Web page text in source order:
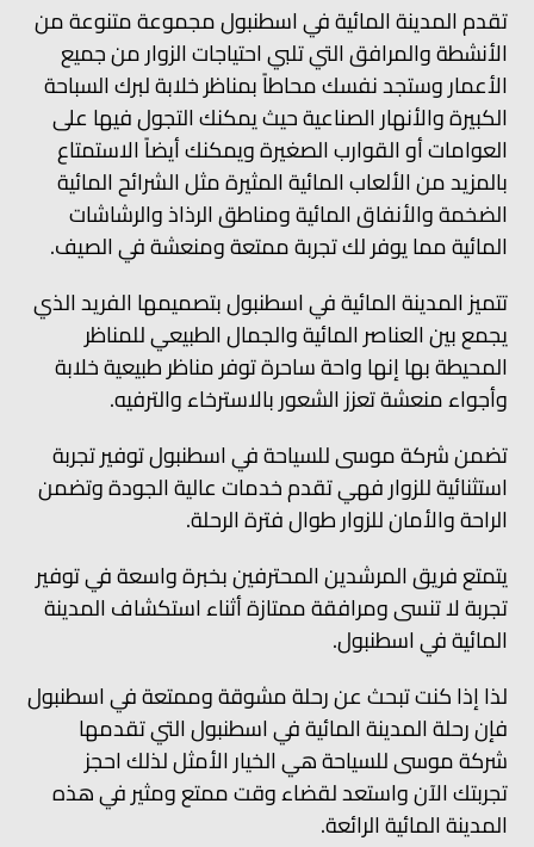
تقدم المدينة المائية في اسطنبول مجموعة متنوعة من
الأنشطة والمرافق التي تلبي احتياجات الزوار من جميع
الأعمار وستجد نفسك محاطاً بمناظر خلابة لبرك السباحة
الكبيرة والأنهار الصناعية حيث يمكنك التجول فيها على
العوامات أو القوارب الصغيرة ويمكنك أيضاً الاستمتاع
بالمزيد من الألعاب المائية المثيرة مثل الشرائح المائية
الضخمة والأنفاق المائية ومناطق الرذاذ والرشاشات
المائية مما يوفر لك تجربة ممتعة ومنعشة في الصيف.
تتميز المدينة المائية في اسطنبول بتصميمها الفريد الذي
يجمع بين العناصر المائية والجمال الطبيعي للمناظر
المحيطة بها إنها واحة ساحرة توفر مناظر طبيعية خلابة
وأجواء منعشة تعزز الشعور بالاسترخاء والترفيه.
تضمن شركة موسى للسياحة في اسطنبول توفير تجربة
استثنائية للزوار فهي تقدم خدمات عالية الجودة وتضمن
الراحة والأمان للزوار طوال فترة الرحلة.
يتمتع فريق المرشدين المحترفين بخبرة واسعة في توفير
تجربة لا تنسى ومرافقة ممتازة أثناء استكشاف المدينة
المائية في اسطنبول.
لذا إذا كنت تبحث عن رحلة مشوقة وممتعة في اسطنبول
فإن رحلة المدينة المائية في اسطنبول التي تقدمها
شركة موسى للسياحة هي الخيار الأمثل لذلك احجز
تجربتك الآن واستعد لقضاء وقت ممتع ومثير في هذه
المدينة المائية الرائعة.